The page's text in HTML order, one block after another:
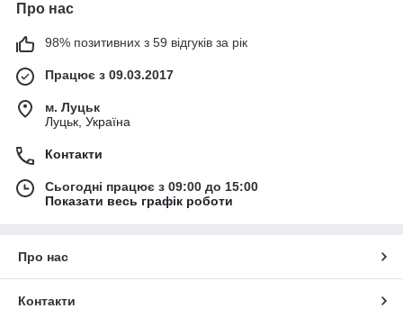
Про нас
98% позитивних з 59 відгуків за рік
Працює з 09.03.2017
м. Луцьк
Луцьк, Україна
Контакти
Сьогодні працює з 09:00 до 15:00
Показати весь графік роботи
Про нас
Контакти